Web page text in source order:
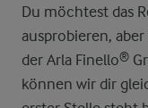
Du möchtest das
ausprobieren,
der Arla Finello®
können wir dir